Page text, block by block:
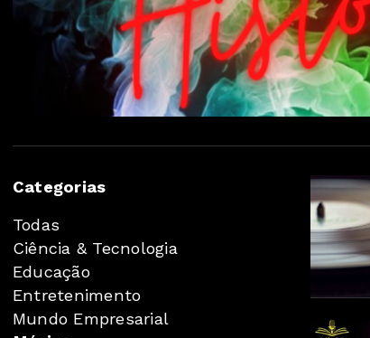
Categorias
Todas
Ciência & Tecnologia
Educação
Entretenimento
Mundo Empresarial